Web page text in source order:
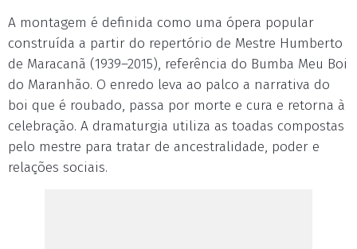
A montagem é definida como uma ópera popular
construída a partir do repertório de Mestre Humberto
de Maracanã (1939–2015), referência do Bumba Meu Boi
do Maranhão. O enredo leva ao palco a narrativa do
boi que é roubado, passa por morte e cura e retorna à
celebração. A dramaturgia utiliza as toadas compostas
pelo mestre para tratar de ancestralidade, poder e
relações sociais.